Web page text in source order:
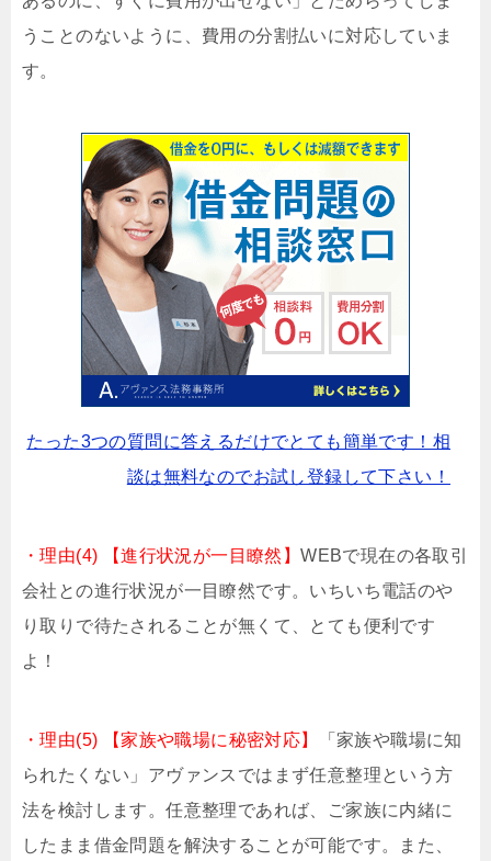
うことのないように、費用の分割払いに対応していま
す。
たった3つの質問に答えるだけでとても簡単です！相
談は無料なのでお試し登録して下さい！
・理由(4) 【進行状況が一目瞭然】WEBで現在の各取引
会社との進行状況が一目瞭然です。いちいち電話のや
り取りで待たされることが無くて、とても便利です
よ！
・理由(5) 【家族や職場に秘密対応】
「家族や職場に知
られたくない」アヴァンスではまず任意整理という方
法を検討します。任意整理であれば、ご家族に内緒に
したまま借金問題を解決することが可能です。また、